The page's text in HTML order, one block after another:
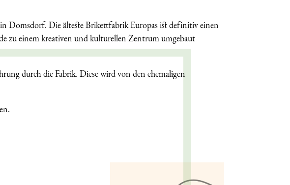
in Domsdorf. Die älteste Brikettfabrik Europas ist definitiv einen
zu einem kreativen und kulturellen Zentrum umgebaut
durch die Fabrik. Diese wird von den ehemaligen